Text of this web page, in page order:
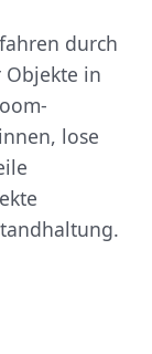
durch
in
lose